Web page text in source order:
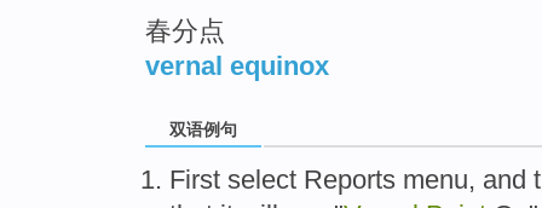
春分点
vernal equinox
双语例句
First select Reports menu, and